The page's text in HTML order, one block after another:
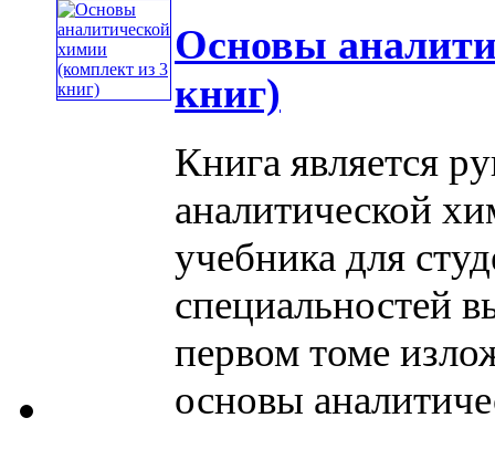
Основы
книг)
Книга является
аналитической
учебника для
специальностей
первом томе
основы